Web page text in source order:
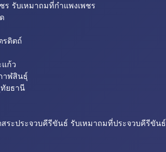
ร รับเหมาถมที่กำแพงเพชร
รดิตถ์
ก้ว
าฬสินธุ์
ยธานี
ระประจวบคีรีขันธ์ รับเหมาถมที่ประจวบคีรีขันธ์